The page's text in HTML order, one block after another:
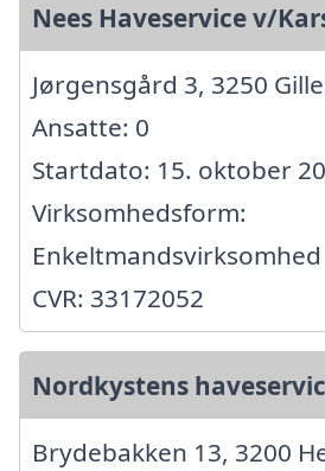
Nees Haveservice v/
Jørgensgård 3, 3250
Ansatte: 0
Startdato: 15. oktober
Virksomhedsform:
Enkeltmandsvirksomhed
CVR: 33172052
Nordkystens
Brydebakken 13, 3200